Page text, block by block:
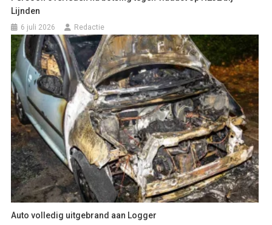
Lijnden
6 juli 2026 Redactie
Auto volledig uitgebrand aan Logger